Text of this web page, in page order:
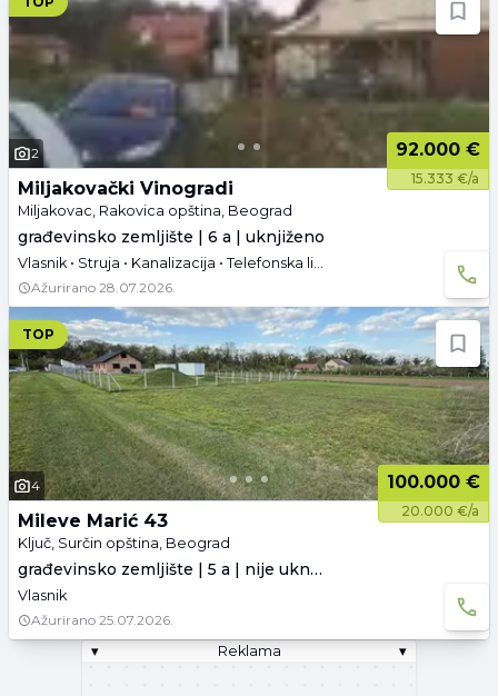
2 92.000 €
15.333 €/a
Miljakovački Vinogradi
Miljakovac, Rakovica opština, Beograd
građevinsko zemljište | 6 a | uknjiženo
Vlasnik • Struja • Kanalizacija • Telefonska linija • Asfaltni pristup
Ažurirano 28.07.2026.
TOP
4 100.000 €
20.000 €/a
Mileve Marić 43
Ključ, Surčin opština, Beograd
građevinsko zemljište | 5 a | nije uknjiženo
Vlasnik
Ažurirano 25.07.2026.
▾
Reklama ▾